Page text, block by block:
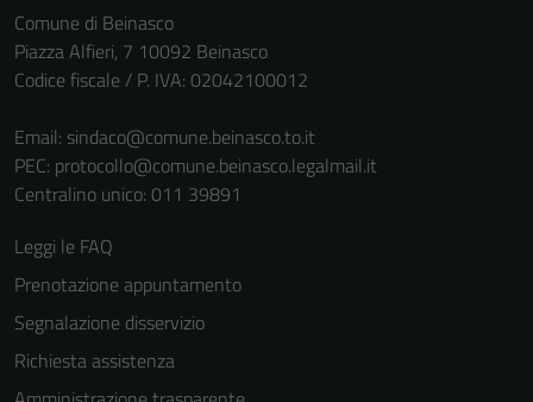
Comune di Beinasco
Piazza Alfieri, 7 10092 Beinasco
Codice fiscale / P. IVA: 02042100012
Email: sindaco@comune.beinasco.to.it
PEC: protocollo@comune.beinasco.legalmail.it
Centralino unico: 011 39891
Leggi le FAQ
Prenotazione appuntamento
Segnalazione disservizio
Richiesta assistenza